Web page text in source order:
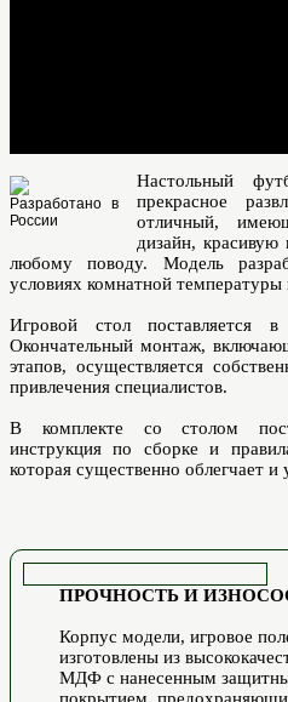
Настольный
прекрасное
отличный,
дизайн,
любому поводу. Модель
условиях комнатной температуры
Игровой стол поставляется
Окончательный монтаж,
этапов, осуществляется
привлечения специалистов.
В комплекте со столом
инструкция по сборке и
которая существенно облегчает и
ПРОЧНОСТЬ И
Корпус модели, игровое
изготовлены из
МДФ с нанесенным
покрытием,